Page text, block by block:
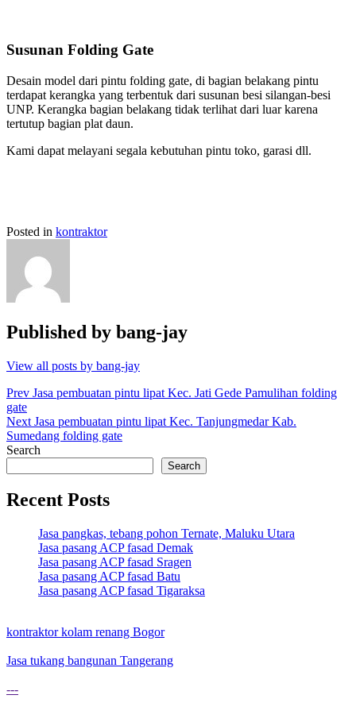
Susunan Folding Gate
Desain model dari pintu folding gate, di bagian belakang pintu
terdapat kerangka yang terbentuk dari susunan besi silangan-besi
UNP. Kerangka bagian belakang tidak terlihat dari luar karena
tertutup bagian plat daun.
Kami dapat melayani segala kebutuhan pintu toko, garasi dll.
Posted in kontraktor
Published by bang-jay
View all posts by bang-jay
Post
navigation
Prev Jasa pembuatan pintu lipat Kec. Jati Gede Pamulihan folding
gate
Next Jasa pembuatan pintu lipat Kec. Tanjungmedar Kab.
Sumedang folding gate
Search
Search
Recent Posts
Jasa pangkas, tebang pohon Ternate, Maluku Utara
Jasa pasang ACP fasad Demak
Jasa pasang ACP fasad Sragen
Jasa pasang ACP fasad Batu
Jasa pasang ACP fasad Tigaraksa
kontraktor kolam renang Bogor
Jasa tukang bangunan Tangerang
---